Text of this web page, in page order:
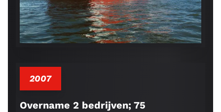
2007
Overname 2 bedrijven; 75